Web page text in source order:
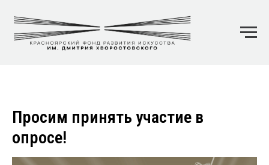
Просим принять участие в
опросе!